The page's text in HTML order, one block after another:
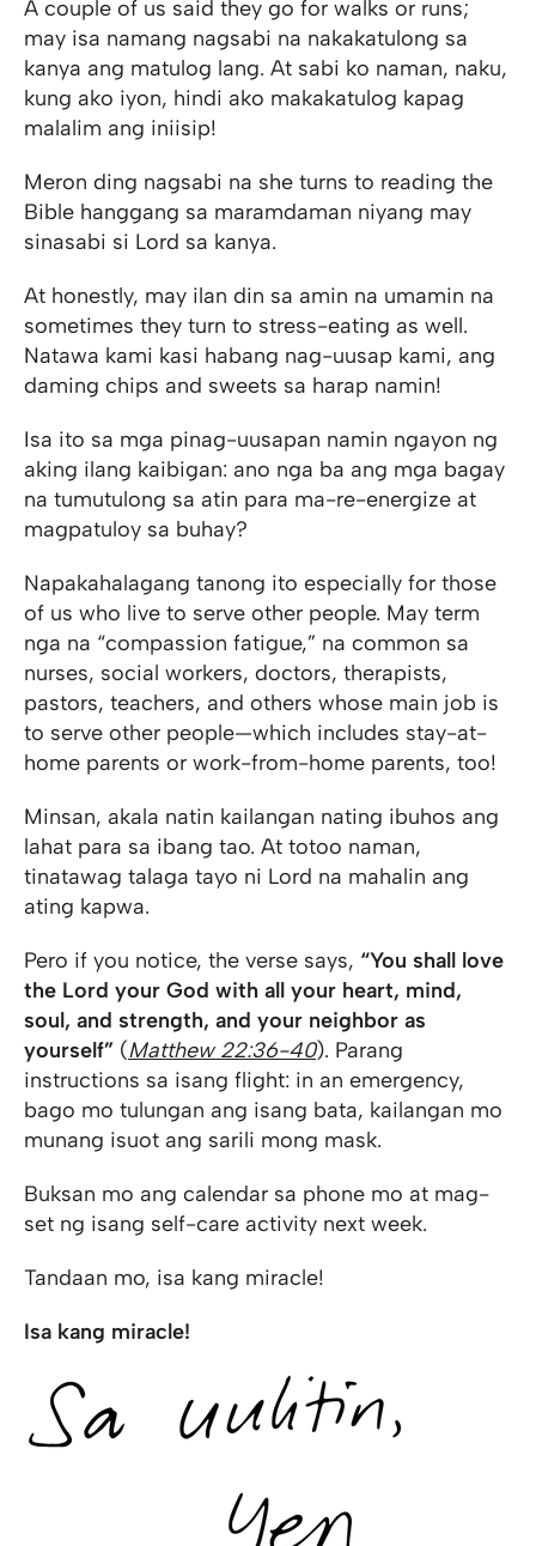
A couple of us said they go for walks or runs;
may isa namang nagsabi na nakakatulong sa
kanya ang matulog lang. At sabi ko naman, naku,
kung ako iyon, hindi ako makakatulog kapag
malalim ang iniisip!
Meron ding nagsabi na she turns to reading the
Bible hanggang sa maramdaman niyang may
sinasabi si Lord sa kanya.
At honestly, may ilan din sa amin na umamin na
sometimes they turn to stress-eating as well.
Natawa kami kasi habang nag-uusap kami, ang
daming chips and sweets sa harap namin!
Isa ito sa mga pinag-uusapan namin ngayon ng
aking ilang kaibigan: ano nga ba ang mga bagay
na tumutulong sa atin para ma-re-energize at
magpatuloy sa buhay?
Napakahalagang tanong ito especially for those
of us who live to serve other people. May term
nga na “compassion fatigue,” na common sa
nurses, social workers, doctors, therapists,
pastors, teachers, and others whose main job is
to serve other people—which includes stay-at-
home parents or work-from-home parents, too!
Minsan, akala natin kailangan nating ibuhos ang
lahat para sa ibang tao. At totoo naman,
tinatawag talaga tayo ni Lord na mahalin ang
ating kapwa.
Pero if you notice, the verse says, “You shall love
the Lord your God with all your heart, mind,
soul, and strength, and your neighbor as
yourself” (Matthew 22:36-40). Parang
instructions sa isang flight: in an emergency,
bago mo tulungan ang isang bata, kailangan mo
munang isuot ang sarili mong mask.
Buksan mo ang calendar sa phone mo at mag-
set ng isang self-care activity next week.
Tandaan mo, isa kang miracle!
Isa kang miracle!